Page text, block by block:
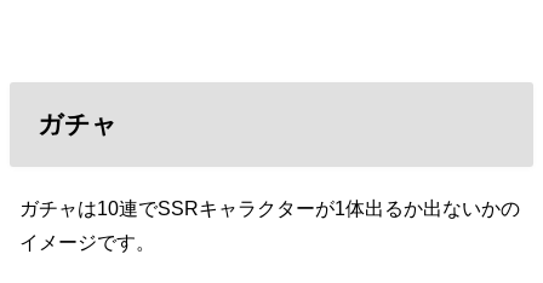
ガチャ
ガチャは10連でSSRキャラクターが1体出るか出ないかの
イメージです。